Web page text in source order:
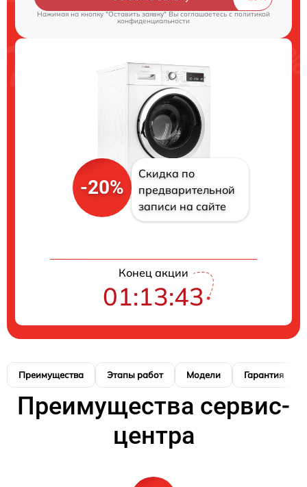
Нажимая на кнопку "Оставить заявку" Вы соглашаетесь cполитикой
конфиденциальности
-20%
Скидка по
предварительной
записи на сайте
Конец акции
01:13:42
Преимущества Этапы работ Модели Гарантия
Преимущества сервис-
центра